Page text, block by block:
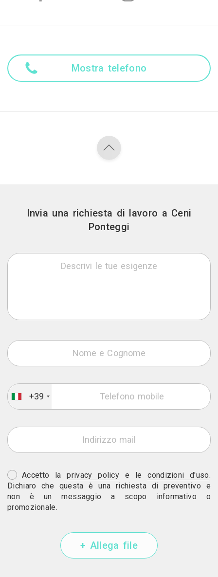
Mostra telefono
Invia una richiesta di lavoro a Ceni
Ponteggi
+39
Accetto laprivacy policy e lecondizioni d'uso.
Dichiaro che questa è una richiesta di preventivo e
non è un messaggio a scopo informativo o
promozionale.
+ Allega file